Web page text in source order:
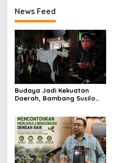
News Feed
Budaya Jadi Kekuatan
Daerah, Bambang Susilo